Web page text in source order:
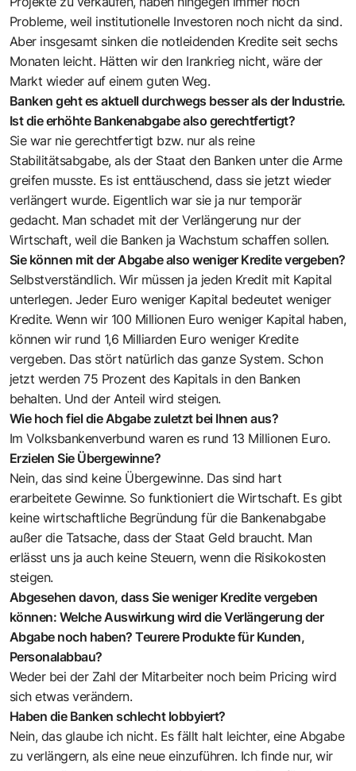
Probleme, weil institutionelle Investoren noch nicht da sind.
Aber insgesamt sinken die notleidenden Kredite seit sechs
Monaten leicht. Hätten wir den Irankrieg nicht, wäre der
Markt wieder auf einem guten Weg.
Banken geht es aktuell durchwegs besser als der Industrie.
Ist die erhöhte Bankenabgabe also gerechtfertigt?
Sie war nie gerechtfertigt bzw. nur als reine
Stabilitätsabgabe, als der Staat den Banken unter die Arme
greifen musste. Es ist enttäuschend, dass sie jetzt wieder
verlängert wurde. Eigentlich war sie ja nur temporär
gedacht. Man schadet mit der Verlängerung nur der
Wirtschaft, weil die Banken ja Wachstum schaffen sollen.
Sie können mit der Abgabe also weniger Kredite vergeben?
Selbstverständlich. Wir müssen ja jeden Kredit mit Kapital
unterlegen. Jeder Euro weniger Kapital bedeutet weniger
Kredite. Wenn wir 100 Millionen Euro weniger Kapital haben,
können wir rund 1,6 Milliarden Euro weniger Kredite
vergeben. Das stört natürlich das ganze System. Schon
jetzt werden 75 Prozent des Kapitals in den Banken
behalten. Und der Anteil wird steigen.
Wie hoch fiel die Abgabe zuletzt bei Ihnen aus?
Im Volksbankenverbund waren es rund 13 Millionen Euro.
Erzielen Sie Übergewinne?
Nein, das sind keine Übergewinne. Das sind hart
erarbeitete Gewinne. So funktioniert die Wirtschaft. Es gibt
keine wirtschaftliche Begründung für die Bankenabgabe
außer die Tatsache, dass der Staat Geld braucht. Man
erlässt uns ja auch keine Steuern, wenn die Risikokosten
steigen.
Abgesehen davon, dass Sie weniger Kredite vergeben
können: Welche Auswirkung wird die Verlängerung der
Abgabe noch haben? Teurere Produkte für Kunden,
Personalabbau?
Weder bei der Zahl der Mitarbeiter noch beim Pricing wird
sich etwas verändern.
Haben die Banken schlecht lobbyiert?
Nein, das glaube ich nicht. Es fällt halt leichter, eine Abgabe
zu verlängern, als eine neue einzuführen. Ich finde nur, wir